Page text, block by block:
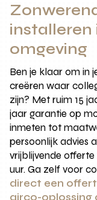
installeren
omgeving
Ben je klaar om in
creëren waar
zijn? Met ruim 15
jaar garantie op
inmeten tot
persoonlijk advies
vrijblijvende
uur. Ga zelf voor
direct een
airco-oplossing